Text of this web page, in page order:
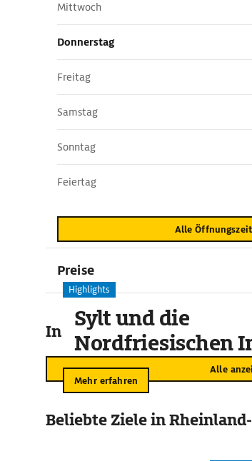
Mittwoch
Donnerstag
Freitag
Samstag
Sonntag
Feiertag
Alle
Preise
In der Umgebung
Alle
Highlights
Sylt und die
Nordfriesischen
Mehr erfahren
Beliebte Ziele in